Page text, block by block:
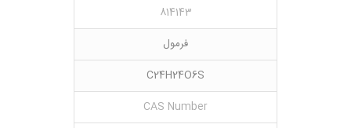
814143
فرمول
C24H24O6S
CAS Number